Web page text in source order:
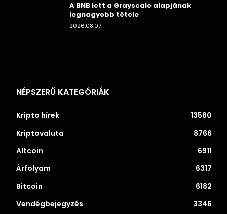
A BNB lett a Grayscale alapjának
legnagyobb tétele
2026.08.07.
NÉPSZERŰ KATEGÓRIÁK
Kripto hírek
13580
Kriptovaluta
8766
Altcoin
6911
Árfolyam
6317
Bitcoin
6182
Vendégbejegyzés
3346